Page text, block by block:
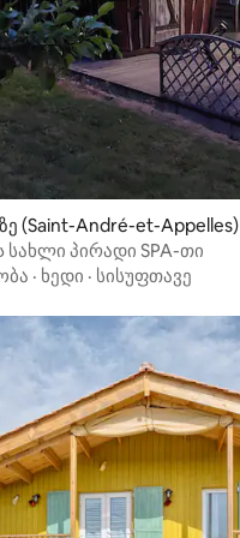
(Saint-André-et-Appelles)
სახლი პირადი SPA-თი
· ხედი · სისუფთავე